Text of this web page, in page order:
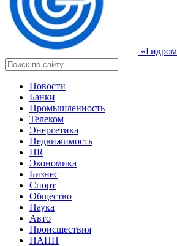
Новости
Банки
Промышленность
Телеком
Энергетика
Недвижимость
HR
Экономика
Бизнес
Спорт
Общество
Наука
Авто
Происшествия
НАПП